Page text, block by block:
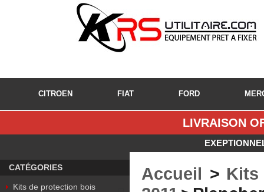
CITROEN FIAT FORD
LIVRAISON
CATÉGORIES
Kits de protection bois
Accueil > Kits